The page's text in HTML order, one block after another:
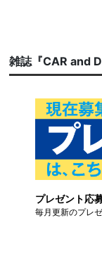
雑誌『CAR and
プレゼント応
毎月更新のプレ